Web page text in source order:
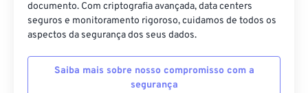
documento. Com criptografia avançada, data centers
seguros e monitoramento rigoroso, cuidamos de todos os
aspectos da segurança dos seus dados.
Saiba mais sobre nosso compromisso com a
segurança